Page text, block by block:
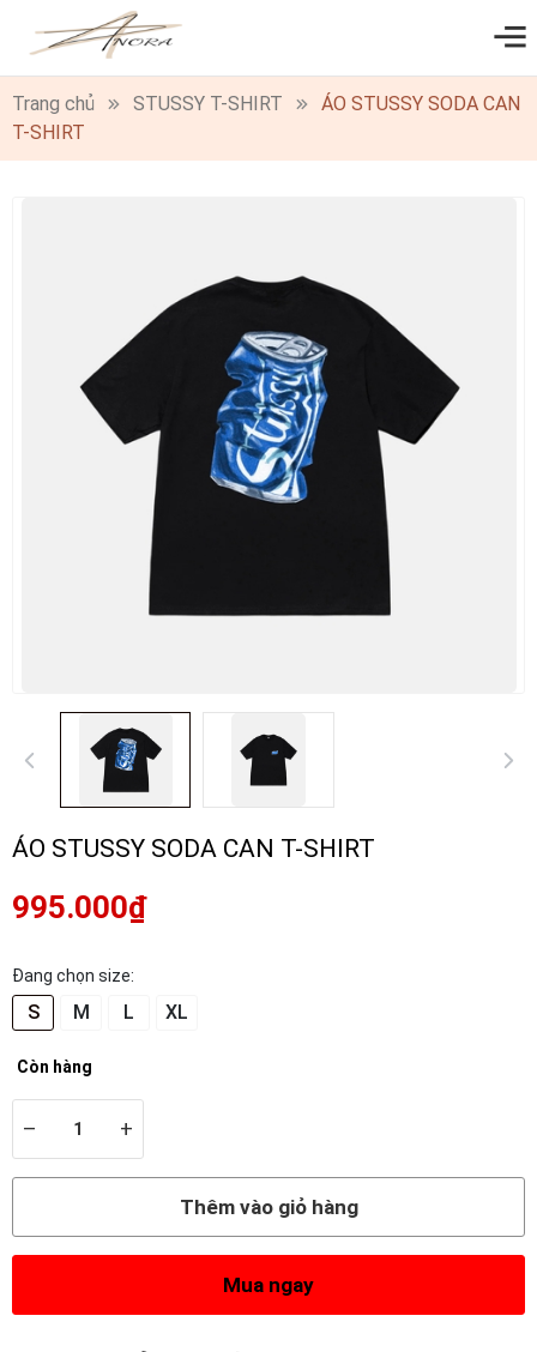
0
Trang chủ STUSSY T-SHIRT
ÁO STUSSY SODA CAN
T-SHIRT
ÁO STUSSY SODA CAN T-SHIRT
995.000₫
Đang chọn size:
S M L XL
Còn hàng
– +
Thêm vào giỏ hàng
Mua ngay